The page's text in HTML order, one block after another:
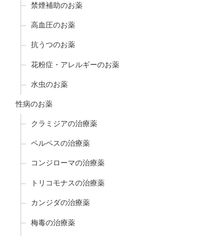
禁煙補助のお薬
高血圧のお薬
抗うつのお薬
花粉症・アレルギーのお薬
水虫のお薬
性病のお薬
クラミジアの治療薬
ペルペスの治療薬
コンジローマの治療薬
トリコモナスの治療薬
カンジダの治療薬
梅毒の治療薬